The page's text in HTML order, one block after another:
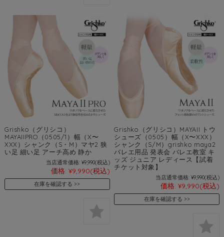
Grishko（グリシコ）
MAYAIIPRO（0505/1）幅（X〜
XXX）シャンク（S・M）マヤ2 狭
い足 細い足 アーチ高め 静か
当店通常価格: ¥9,990(税込)
価格: ¥9,990(税込)
在庫を確認する
Grishko（グリシコ）MAYAII トウ
シューズ（0505）幅（X〜XXX）
シャンク（S/M）grishko maya2
バレエ用品 発表会 バレエ教室 キ
ッズ ジュニア レディース【試着
チケット対象】
当店通常価格: ¥9,990(税込)
価格: ¥9,990(税込)
在庫を確認する